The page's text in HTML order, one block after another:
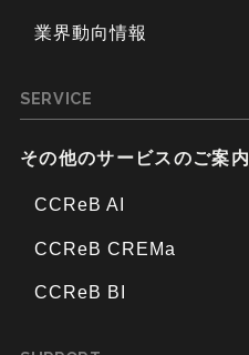
業界動向情報
SERVICE
その他のサービスのご案内
CCReB AI
CCReB CREMa
CCReB BI